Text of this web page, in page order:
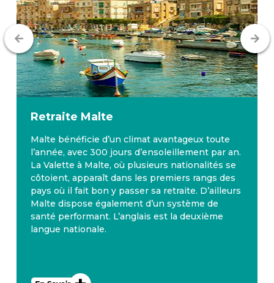
Retraite Malte
Malte bénéficie d’un climat avantageux toute
l’année, avec 300 jours d’ensoleillement par an.
La Valette à Malte, où plusieurs nationalités se
côtoient, apparaît dans les premiers rangs des
pays où il fait bon y passer sa retraite. D’ailleurs
Malte dispose également d’un système de
santé performant. L’anglais est la deuxième
langue nationale.